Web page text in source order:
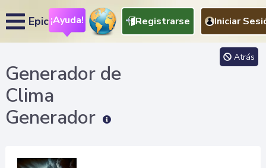
Epic¡Ayuda! Registrarse Iniciar
Generador de
Clima
Generador
Atrás